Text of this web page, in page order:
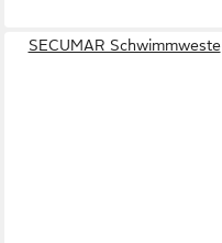
SECUMAR Schwimmweste